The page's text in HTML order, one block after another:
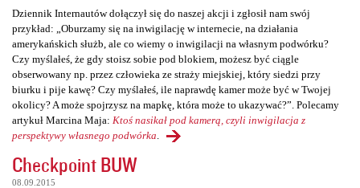
Dziennik Internautów dołączył się do naszej akcji i zgłosił nam swój
przykład: „Oburzamy się na inwigilację w internecie, na działania
amerykańskich służb, ale co wiemy o inwigilacji na własnym podwórku?
Czy myślałeś, że gdy stoisz sobie pod blokiem, możesz być ciągle
obserwowany np. przez człowieka ze straży miejskiej, który siedzi przy
biurku i pije kawę? Czy myślałeś, ile naprawdę kamer może być w Twojej
okolicy? A może spojrzysz na mapkę, która może to ukazywać?”. Polecamy
artykuł Marcina Maja: Ktoś nasikał pod kamerą, czyli inwigilacja z
perspektywy własnego podwórka
Checkpoint BUW
08.09.2015